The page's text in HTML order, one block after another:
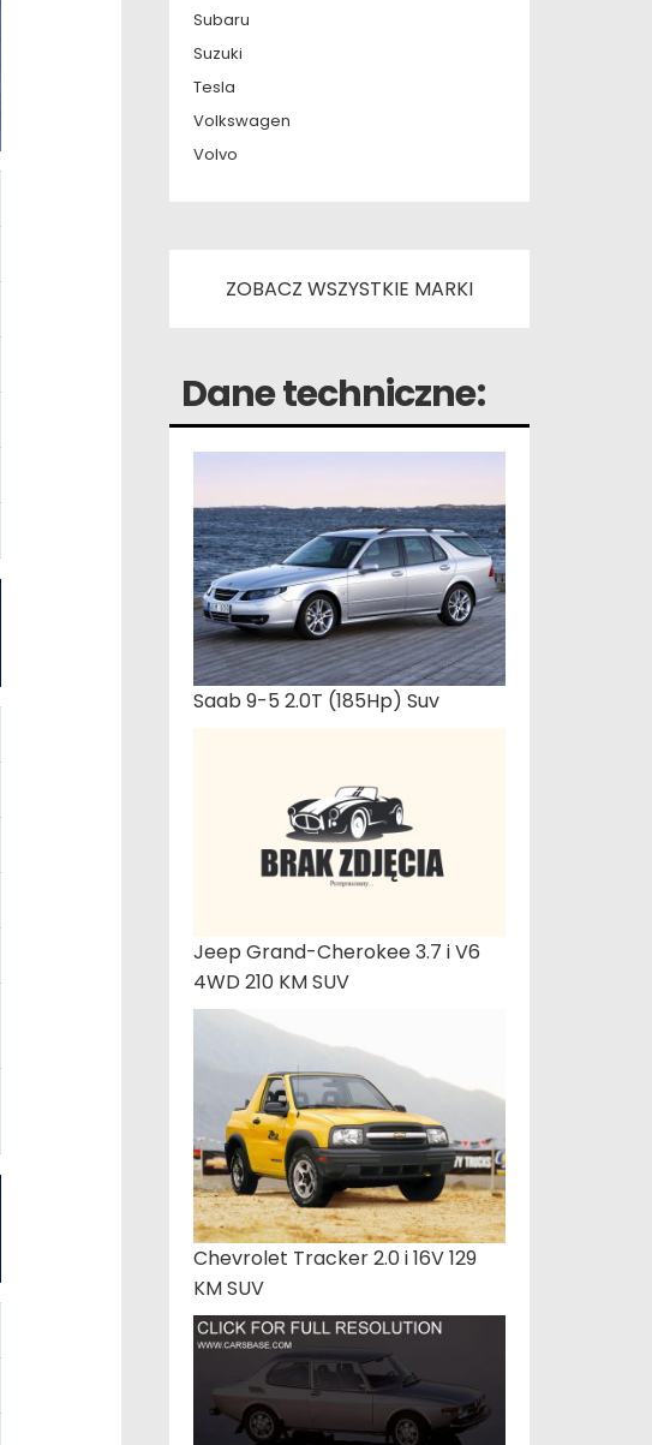
Subaru
Suzuki
Tesla
Volkswagen
Volvo
ZOBACZ WSZYSTKIE MARKI
Dane techniczne:
Saab 9-5 2.0T (185Hp) Suv
Jeep Grand-Cherokee 3.7 i V6
4WD 210 KM SUV
Chevrolet Tracker 2.0 i 16V 129
KM SUV